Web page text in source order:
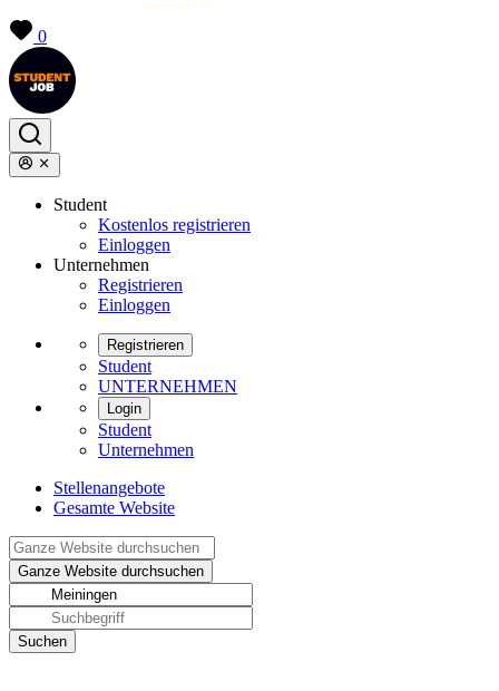
0
Student
Kostenlos registrieren
Einloggen
Unternehmen
Registrieren
Einloggen
Registrieren
Student
UNTERNEHMEN
Login
Student
Unternehmen
Stellenangebote
Gesamte Website